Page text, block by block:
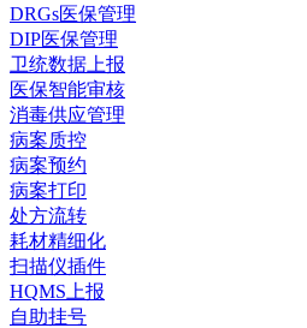
DRGs医保管理
DIP医保管理
卫统数据上报
医保智能审核
消毒供应管理
病案质控
病案预约
病案打印
处方流转
耗材精细化
扫描仪插件
HQMS上报
自助挂号